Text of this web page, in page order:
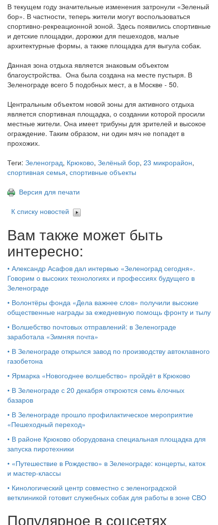
В текущем году значительные изменения затронули «Зеленый
бор». В частности, теперь жители могут воспользоваться
спортивно-рекреационной зоной. Здесь появились спортивные
и детские площадки, дорожки для пешеходов, малые
архитектурные формы, а также площадка для выгула собак.
Данная зона отдыха является знаковым объектом
благоустройства. Она была создана на месте пустыря. В
Зеленограде всего 5 подобных мест, а в Москве - 50.
Центральным объектом новой зоны для активного отдыха
является спортивная площадка, о создании которой просили
местные жители. Она имеет трибуны для зрителей и высокое
ограждение. Таким образом, ни один мяч не попадет в
прохожих.
Теги: Зеленоград, Крюково, Зелёный бор, 23 микрорайон,
спортивная семья, спортивные объекты
Версия для печати
К списку новостей
Вам также может быть
интересно:
• Александр Асафов дал интервью «Зеленоград сегодня».
Говорим о высоких технологиях и профессиях будущего в
Зеленограде
• Волонтёры фонда «Дела важнее слов» получили высокие
общественные награды за ежедневную помощь фронту и тылу
• Волшебство почтовых отправлений: в Зеленограде
заработала «Зимняя почта»
• В Зеленограде открылся завод по производству автоклавного
газобетона
• Ярмарка «Новогоднее волшебство» пройдёт в Крюково
• В Зеленограде с 20 декабря откроются семь ёлочных
базаров
• В Зеленограде прошло профилактическое мероприятие
«Пешеходный переход»
• В районе Крюково оборудована специальная площадка для
запуска пиротехники
• «Путешествие в Рождество» в Зеленограде: концерты, каток
и мастер‑классы
• Кинологический центр совместно с зеленоградской
ветклиникой готовит служебных собак для работы в зоне СВО
Популярное в соцсетях